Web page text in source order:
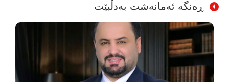
ڕەنگە ئەمانەشت بەدڵبێت